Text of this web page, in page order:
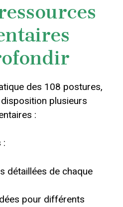
des 108 postures,
plusieurs
:
:
détaillées de chaque
pour différents